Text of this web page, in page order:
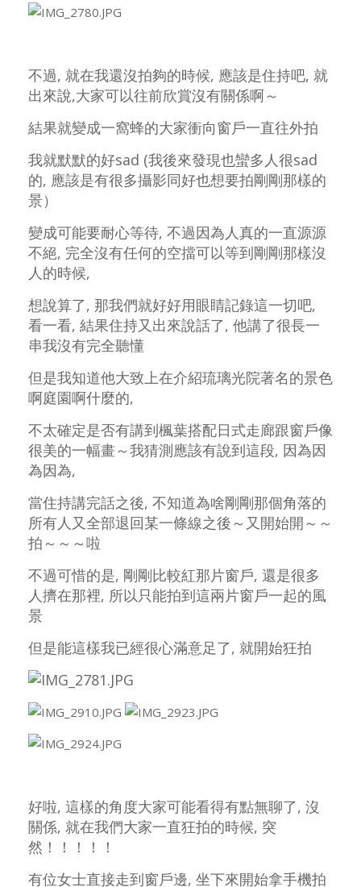
不過, 就在我還沒拍夠的時候, 應該是住持吧, 就
出來說,大家可以往前欣賞沒有關係啊～
結果就變成一窩蜂的大家衝向窗戶一直往外拍
我就默默的好sad (我後來發現也蠻多人很sad
的, 應該是有很多攝影同好也想要拍剛剛那樣的
景）
變成可能要耐心等待, 不過因為人真的一直源源
不絕, 完全沒有任何的空擋可以等到剛剛那樣沒
人的時候,
想說算了, 那我們就好好用眼睛記錄這一切吧,
看一看, 結果住持又出來說話了, 他講了很長一
串我沒有完全聽懂
但是我知道他大致上在介紹琉璃光院著名的景色
啊庭園啊什麼的,
不太確定是否有講到楓葉搭配日式走廊跟窗戶像
很美的一幅畫～我猜測應該有說到這段, 因為因
為因為,
當住持講完話之後, 不知道為啥剛剛那個角落的
所有人又全部退回某一條線之後～又開始開～～
拍～～～啦
不過可惜的是, 剛剛比較紅那片窗戶, 還是很多
人擠在那裡, 所以只能拍到這兩片窗戶一起的風
景
但是能這樣我已經很心滿意足了, 就開始狂拍
好啦, 這樣的角度大家可能看得有點無聊了, 沒
關係, 就在我們大家一直狂拍的時候, 突
然！！！！！
有位女士直接走到窗戶邊, 坐下來開始拿手機拍